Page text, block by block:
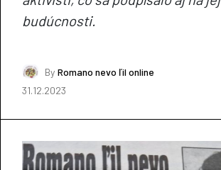
budúcnosti.
By Romano nevo ľil online
31.12.2023